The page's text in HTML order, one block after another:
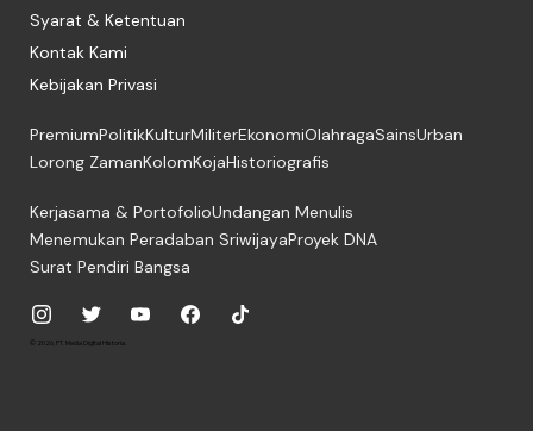
Syarat & Ketentuan
Kontak Kami
Kebijakan Privasi
PremiumPolitikKulturMiliterEkonomiOlahragaSainsUrban
Lorong ZamanKolomKojaHistoriografis
Kerjasama & PortofolioUndangan Menulis
Menemukan Peradaban SriwijayaProyek DNA
Surat Pendiri Bangsa
© 2026, PT. Media Digital Historia.